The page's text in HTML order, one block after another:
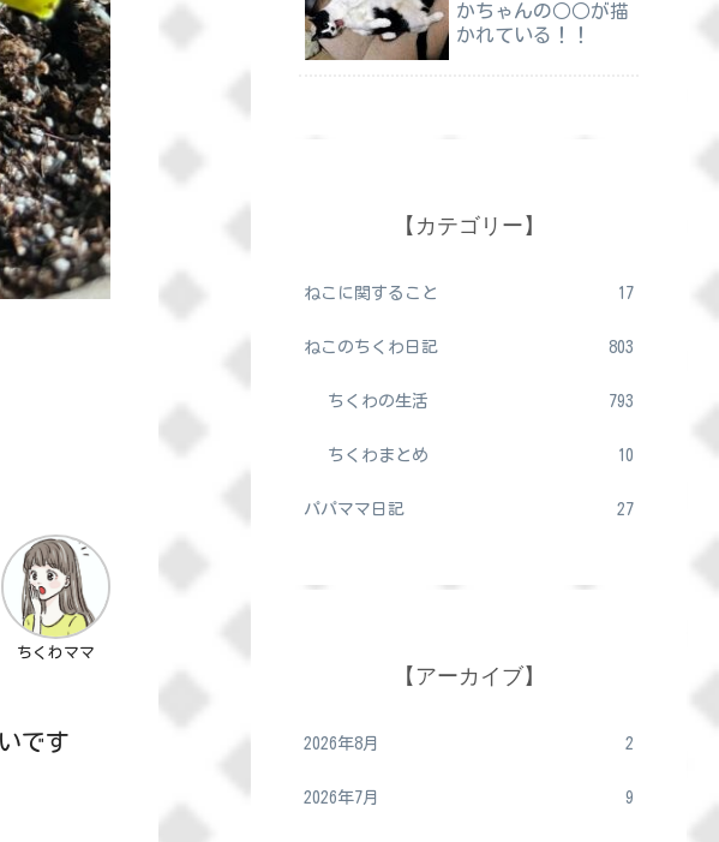
ちくわママ
です
かちゃんの○○が描
かれている！！
【カテゴリー】
ねこに関すること 17
ねこのちくわ日記 803
ちくわの生活 793
ちくわまとめ 10
パパママ日記 27
【アーカイブ】
2026年8月 2
2026年7月 9